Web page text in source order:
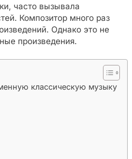
часто вызывала
Композитор много раз
Однако это не
произведения.
классическую музыку